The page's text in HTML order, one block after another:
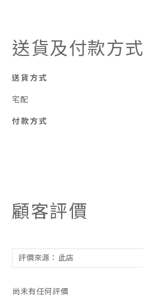
送貨及付款方式
送貨方式
宅配
付款方式
顧客評價
尚未有任何評價